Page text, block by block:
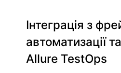
Інтеграція з
автоматизації та
Allure TestOps